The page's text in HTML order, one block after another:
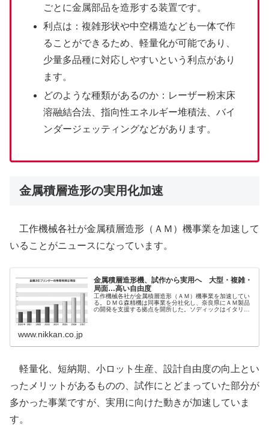
ごとに金属部品を造形する装置です。
利点は：複雑形状や中空構造なども一体で作
ることができるため、軽量化が可能であり、
少量多品種に対応しやすいという利点があり
ます。
どのような種類があるのか：レーザー粉末床
溶融結合法、指向性エネルギー堆積法、バイ
ンダージェッティングなどがあります。
金属積層造形の実用化加速
工作機械各社が金属積層造形（ＡＭ）機事業を加速して
いることがニュースになっています。
金属積層造形機、試作から実用へ 大型・複雑・
局面…高い自由度
工作機械各社が金属積層造形（ＡＭ）機事業を加速してい
る。ＤＭＧ森精機は同事業を分社化し、奈良県にＡＭ製品
の開発を支援する拠点を開所した。ソディックはイタリア
www.nikkan.co.jp
軽量化、短納期、小ロット生産、設計自由度の向上とい
ったメリットがあるものの、試作にとどまっていた部分が
多かった事業ですが、実用に向けた動きが加速していま
す。